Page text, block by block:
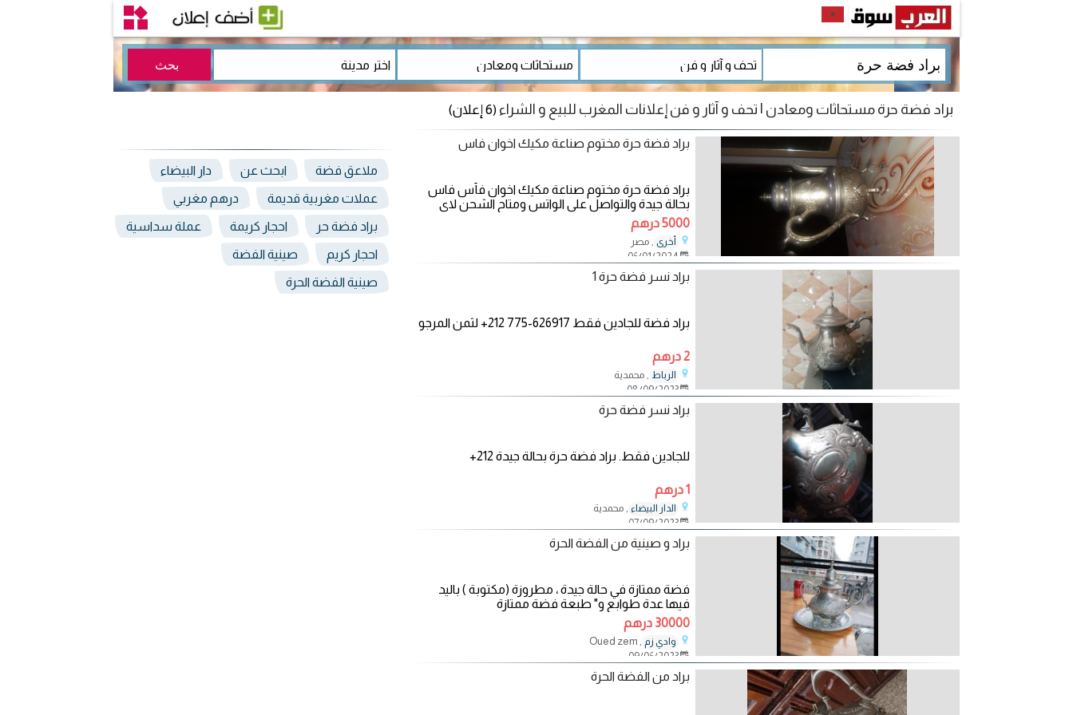
براد فضة حرة مستحاثات ومعادن | تحف و آثار و فن إعلانات المغرب للبيع و الشراء (6 إعلان)
براد فضة حرة مختوم صناعة مكيك اخوان فاس
براد فضة حرة مختوم صناعة مكيك اخوان فأس فاس
بحالة جيدة والتواصل على الواتس ومتاح الشحن لاى
مكان
5000 درهم
أخرى , مصر
براد نسر فضة حرة 1
براد فضة للجادين فقط ‏‪+212 775-626917‬‏ لثمن المرجو
2 درهم
الرباط , محمدية
08/09/2023
براد نسر فضة حرة
للجادين فقط. براد فضة حرة بحالة جيدة ‏‪+212
1 درهم
الدار البيضاء , محمدية
07/09/2023
براد و صينية من الفضة الحرة
فضة ممتازة في حالة جيدة ، مطروزة (مكتوبة ) باليد
فيها عدة طوابع و" طبعة فضة ممتازة
30000 درهم
وادي زم , Oued zem
09/06/2023
براد من الفضة الحرة
ملاعق فضة ابحث عن دار البيضاء
عملات مغربية قديمة درهم مغربي
براد فضة حر احجار كريمة عملة سداسية
احجار كريم صينية الفضة
صينية الفضة الحرة